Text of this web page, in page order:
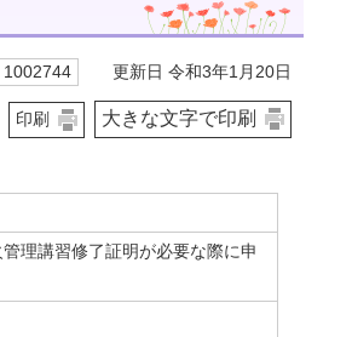
1002744 更新日 令和3年1月20日
印刷 大きな文字で印刷
理講習修了証明が必要な際に申